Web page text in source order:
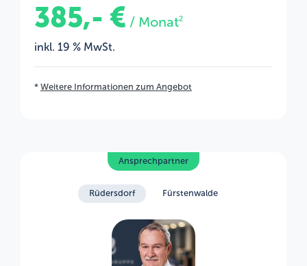
385,- € / Monat2
inkl. 19 % MwSt.
* Weitere Informationen zum Angebot
Ansprechpartner
Rüdersdorf Fürstenwalde